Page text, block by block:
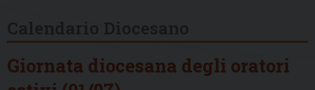
Giornata diocesana degli oratori